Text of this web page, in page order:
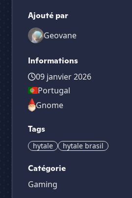
Ajouté par
Geovane
Informations
09 janvier 2026
Portugal
Gnome
Tags
hytale hytale brasil
Catégorie
Gaming